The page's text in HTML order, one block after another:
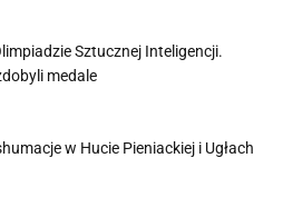
Sztucznej Inteligencji.
medale
w Hucie Pieniackiej i Ugłach